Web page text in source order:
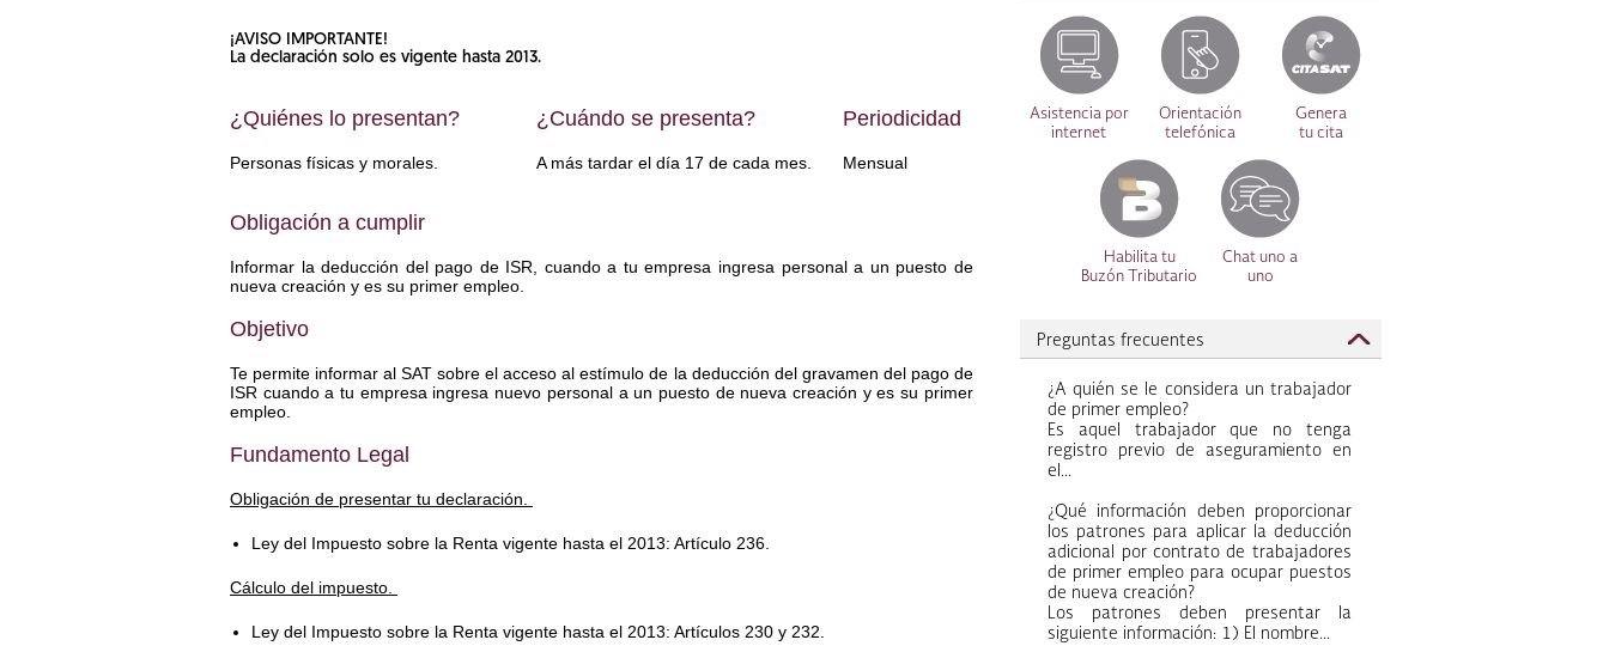
¡AVISO IMPORTANTE!
La declaración solo es vigente hasta 2013.
¿Quiénes lo presentan?
Personas físicas y morales.
¿Cuándo se presenta?
A más tardar el día 17 de cada mes.
Periodicidad
Mensual
Obligación a cumplir
Informar la deducción del pago de ISR, cuando a tu empresa ingresa personal a un puesto de
nueva creación y es su primer empleo.
Objetivo
Te permite informar al SAT sobre el acceso al estímulo de la deducción del gravamen del pago de
ISR cuando a tu empresa ingresa nuevo personal a un puesto de nueva creación y es su primer
empleo.
Fundamento Legal
Obligación de presentar tu declaración
Ley del Impuesto sobre la Renta vigente hasta el 2013: Artículo 236.
Cálculo del impuesto.
Ley del Impuesto sobre la Renta vigente hasta el 2013: Artículos 230 y 232.
Asistencia por
internet
Orientación
telefónica
Genera
tu cita
Habilita tu
Buzón Tributario
Chat uno a
uno
Preguntas frecuentes
¿A quién se le considera un trabajador
de primer empleo?
Es aquel trabajador que no tenga
registro previo de aseguramiento en
el...
¿Qué información deben proporcionar
los patrones para aplicar la deducción
adicional por contrato de trabajadores
de primer empleo para ocupar puestos
de nueva creación?
Los patrones deben presentar la
siguiente información: 1) El nombre...